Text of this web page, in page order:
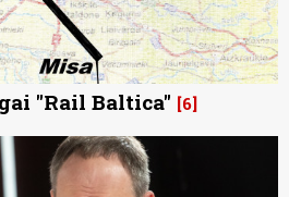
"Rail Baltica" 6